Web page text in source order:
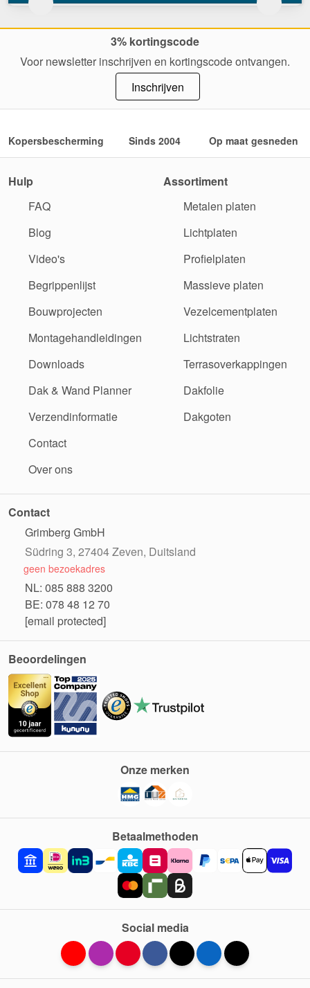
3% kortingscode
Voor newsletter inschrijven en kortingscode ontvangen.
Inschrijven
Kopersbescherming Sinds 2004 Op maat gesneden
Hulp
FAQ
Blog
Video's
Begrippenlijst
Bouwprojecten
Montagehandleidingen
Downloads
Dak & Wand Planner
Verzendinformatie
Contact
Over ons
Assortiment
Metalen platen
Lichtplaten
Profielplaten
Massieve platen
Vezelcementplaten
Lichtstraten
Terrasoverkappingen
Dakfolie
Dakgoten
Contact
Grimberg GmbH
Südring 3, 27404 Zeven, Duitsland
geen bezoekadres
NL: 085 888 3200
BE: 078 48 12 70
[email protected]
Beoordelingen
Betaalmethoden
Onze merken
Social media